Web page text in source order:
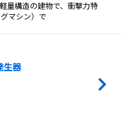
量構造の建物で、衝撃力特
マシン）で
生器